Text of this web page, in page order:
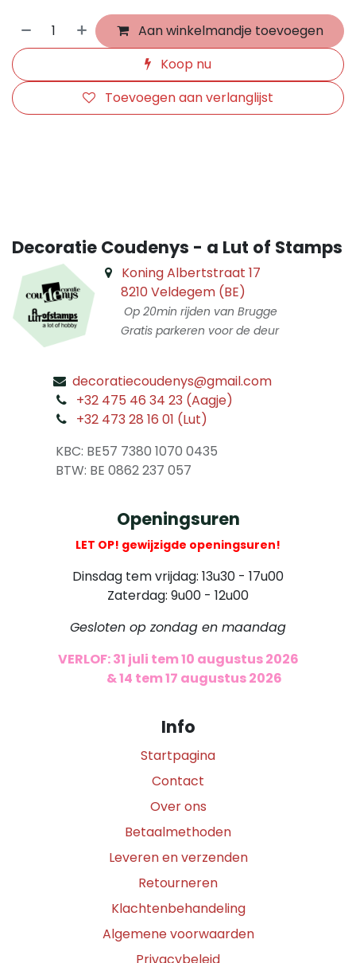
Aan winkelmandje toevoegen
Koop nu
Toevoegen aan verlanglijst
Decoratie Coudenys - a Lut of Stamps
Koning Albertstraat 17
8210 Veldegem (BE)
Op 20min rijden van Brugge
Gratis parkeren voor de deur
decoratiecoudenys@gmail.com
+32 475 46 34 23 (Aagje)
+32 473 28 16 01 (Lut)
KBC: BE57 7380 1070 0435
​ BTW: BE 0862 237 057
Openingsuren
LET OP! gewijzigde openingsuren!
Dinsdag tem vrijdag: 13u30 - 17u00
Zaterdag: 9u00 - 12u00
Gesloten op zondag en maandag
VERLOF: 31 juli tem 10 augustus 2026
& 14 tem 17 augustus 2026
Info
Startpagina
Contact
Over ons
Betaalmethoden
Leveren en verzenden
Retourneren
Klachtenbehandeling
Algemene voorwaarden